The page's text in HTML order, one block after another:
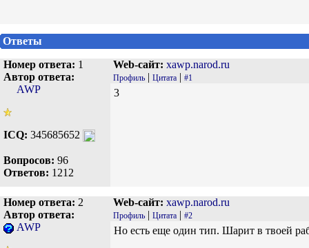
Ответы
Номер ответа: 1
Автор ответа:
AWP
ICQ: 345685652
Вопросов: 96
Ответов: 1212
Web-сайт: xawp.narod.ru
Профиль | Цитата | #1
3
Номер ответа: 2
Автор ответа:
AWP
Web-сайт: xawp.narod.ru
Профиль | Цитата | #2
Но есть еще один тип. Шарит в твоей